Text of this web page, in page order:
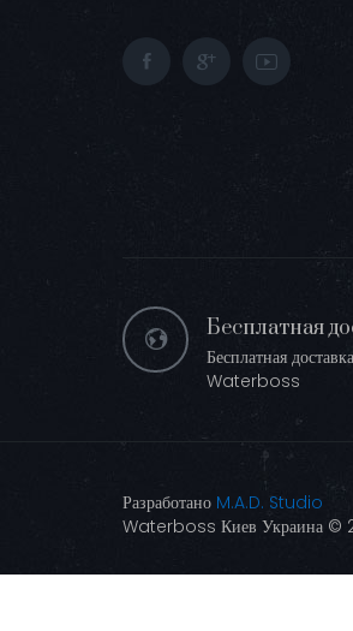
Бесплатная
Бесплатная
Waterboss
Разработано M.A.D. Studio
Waterboss Киев Украина ©